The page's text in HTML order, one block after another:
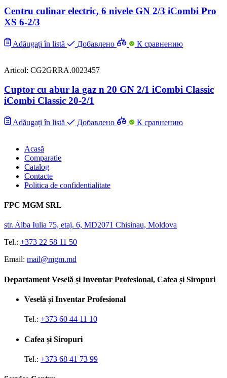
Centru culinar electric, 6 nivele GN 2/3 iCombi Pro
XS 6-2/3
Adăugați în listă Добавлено К сравнению
Articol: CG2GRRA.0023457
Cuptor cu abur la gaz n 20 GN 2/1 iCombi Classic
iCombi Classic 20-2/1
Adăugați în listă Добавлено К сравнению
Acasă
Comparatie
Catalog
Contacte
Politica de confidentialitate
FPC MGM SRL
str. Alba Iulia 75, etaj. 6, MD2071 Chisinau, Moldova
Tel.: +373 22 58 11 50
Email: mail@mgm.md
Departament Veselă și Inventar Profesional, Cafea și Siropuri
Veselă și Inventar Profesional
Tel.: +373 60 44 11 10
Cafea și Siropuri
Tel.: +373 68 41 73 99